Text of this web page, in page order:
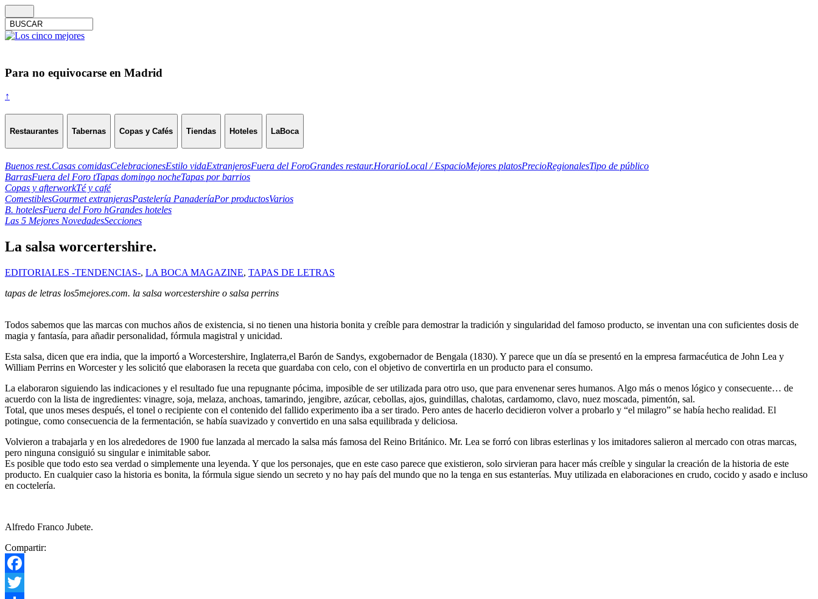
Para no equivocarse en Madrid
↑
Restaurantes Tabernas Copas y Cafés Tiendas Hoteles LaBoca
Buenos rest.Casas comidasCelebracionesEstilo vidaExtranjerosFuera del ForoGrandes restaur.HorarioLocal / EspacioMejores platosPrecioRegionalesTipo de público
BarrasFuera del Foro tTapas domingo nocheTapas por barrios
Copas y afterworkTé y café
ComestiblesGourmet extranjerasPastelería PanaderíaPor productosVarios
B. hotelesFuera del Foro hGrandes hoteles
Las 5 Mejores NovedadesSecciones
La salsa worcertershire.
EDITORIALES -TENDENCIAS-, LA BOCA MAGAZINE, TAPAS DE LETRAS
tapas de letras los5mejores.com. la salsa worcestershire o salsa perrins
Todos sabemos que las marcas con muchos años de existencia, si no tienen una historia bonita y creíble para demostrar la tradición y singularidad del famoso producto, se inventan una con suficientes dosis de
magia y fantasía, para añadir personalidad, fórmula magistral y unicidad.
Esta salsa, dicen que era india, que la importó a Worcestershire, Inglaterra,el Barón de Sandys, exgobernador de Bengala (1830). Y parece que un día se presentó en la empresa farmacéutica de John Lea y
William Perrins en Worcester y les solicitó que elaborasen la receta que guardaba con celo, con el objetivo de convertirla en un producto para el consumo.
La elaboraron siguiendo las indicaciones y el resultado fue una repugnante pócima, imposible de ser utilizada para otro uso, que para envenenar seres humanos. Algo más o menos lógico y consecuente… de
acuerdo con la lista de ingredientes: vinagre, soja, melaza, anchoas, tamarindo, jengibre, azúcar, cebollas, ajos, guindillas, chalotas, cardamomo, clavo, nuez moscada, pimentón, sal.
Total, que unos meses después, el tonel o recipiente con el contenido del fallido experimento iba a ser tirado. Pero antes de hacerlo decidieron volver a probarlo y “el milagro” se había hecho realidad. El
potingue, como consecuencia de la fermentación, se había suavizado y convertido en una salsa equilibrada y deliciosa.
Volvieron a trabajarla y en los alrededores de 1900 fue lanzada al mercado la salsa más famosa del Reino Británico. Mr. Lea se forró con libras esterlinas y los imitadores salieron al mercado con otras marcas,
pero ninguna consiguió su singular e inimitable sabor.
Es posible que todo esto sea verdad o simplemente una leyenda. Y que los personajes, que en este caso parece que existieron, solo sirvieran para hacer más creíble y singular la creación de la historia de este
producto. En cualquier caso la historia es bonita, la fórmula sigue siendo un secreto y no hay país del mundo que no la tenga en sus estanterías. Muy utilizada en elaboraciones en crudo, cocido y asado e incluso
en coctelería.
Alfredo Franco Jubete.
Compartir:
Facebook